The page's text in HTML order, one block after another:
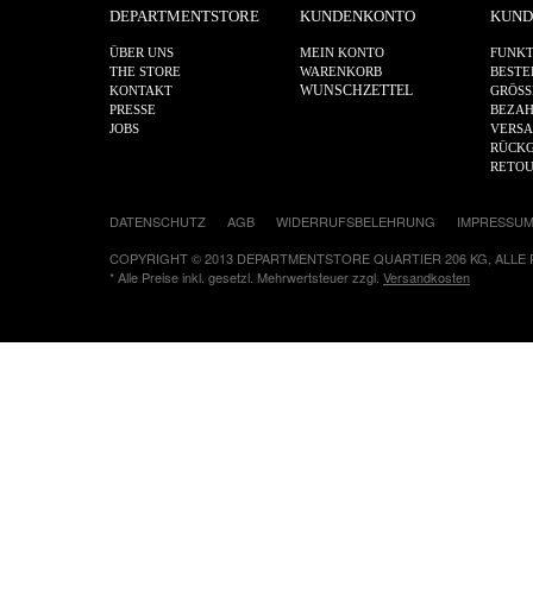
DEPARTMENTSTORE
ÜBER UNS
THE STORE
KONTAKT
PRESSE
JOBS
KUNDENKONTO
MEIN KONTO
WARENKORB
WUNSCHZETTEL
DATENSCHUTZ AGB WIDERRUFSBELEHRUNG
IMPRESSUM
COPYRIGHT © 2013 DEPARTMENTSTORE QUARTIER 206 KG, ALLE
* Alle Preise inkl. gesetzl. Mehrwertsteuer zzgl. Versandkosten